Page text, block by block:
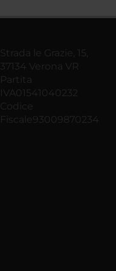
Strada le Grazie, 15,
37134 Verona VR
Partita
IVA01541040232
Codice
Fiscale93009870234